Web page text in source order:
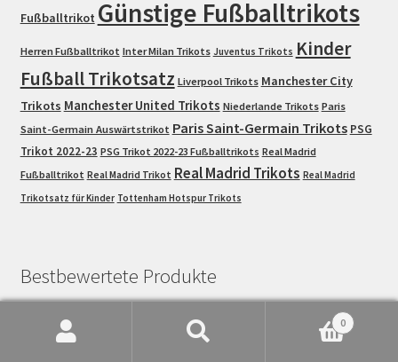
Fußballtrikot Günstige Fußballtrikots
Herren Fußballtrikot Inter Milan Trikots Juventus Trikots Kinder
Fußball Trikotsatz Liverpool Trikots Manchester City
Trikots Manchester United Trikots Niederlande Trikots Paris
Saint-Germain Auswärtstrikot Paris Saint-Germain Trikots PSG
Trikot 2022-23 PSG Trikot 2022-23 Fußballtrikots Real Madrid
Fußballtrikot Real Madrid Trikot Real Madrid Trikots Real Madrid
Trikotsatz für Kinder Tottenham Hotspur Trikots
Bestbewertete Produkte
0